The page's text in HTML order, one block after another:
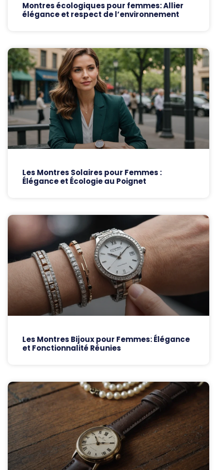
Montres écologiques pour femmes: Allier
élégance et respect de l’environnement
Les Montres Solaires pour Femmes :
Élégance et Écologie au Poignet
Les Montres Bijoux pour Femmes: Élégance
et Fonctionnalité Réunies